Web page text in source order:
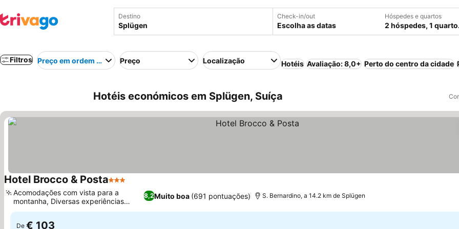
Destino Check-in/out
Escolha as datas
Hóspedes e quartos
2 hóspedes, 1 quarto.
Filtros Preço em ordem crescentePreço Localização Hotéis Avaliação: 8,0+ Perto do centro da cidade
Hotéis económicos em Splügen, Suíça
Hotel Brocco & Posta3 Estrelas
8,2Muito boa (691 pontuações)
Acomodações com vista para a
montanha, Diversas experiências
gastronômicas
S. Bernardino, a 14.2 km de Splügen
De € 103